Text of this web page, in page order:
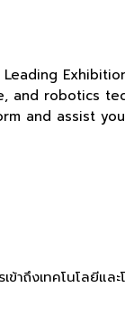
and robotics
and assist
าถึงเทคโนโลยีแล